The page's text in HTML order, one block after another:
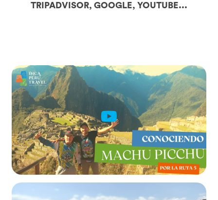
TRIPADVISOR, GOOGLE, YOUTUBE...